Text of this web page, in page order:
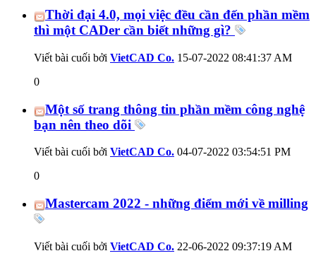
Thời đại 4.0, mọi việc đều cần đến phần mềm
thì một CADer cần biết những gì?
Viết bài cuối bởi VietCAD Co. 15-07-2022 08:41:37 AM
0
Một số trang thông tin phần mềm công nghệ
bạn nên theo dõi
Viết bài cuối bởi VietCAD Co. 04-07-2022 03:54:51 PM
0
Mastercam 2022 - những điểm mới về milling
Viết bài cuối bởi VietCAD Co. 22-06-2022 09:37:19 AM